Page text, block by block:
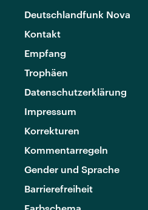
Deutschlandfunk Nova
Kontakt
Empfang
Trophäen
Datenschutzerklärung
Impressum
Korrekturen
Kommentarregeln
Gender und Sprache
Barrierefreiheit